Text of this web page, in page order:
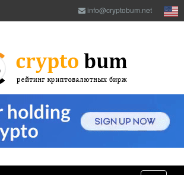
info@cryptobum.net